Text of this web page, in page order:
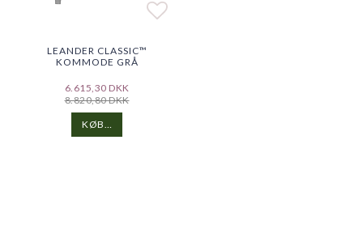
LEANDER CLASSIC™
KOMMODE GRÅ
8.820,80 DKK
6.615,30 DKK
KØB…